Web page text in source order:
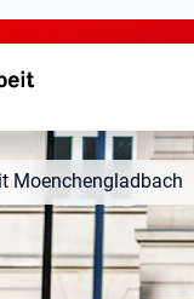
Moenchengladbach